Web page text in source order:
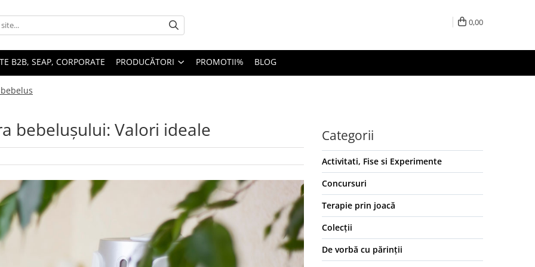
0,00
B2B, SEAP, CORPORATE PRODUCĂTORI PROMOTII% BLOG
bebelușului: Valori ideale Categorii
Activitati, Fise si Experimente
Concursuri
Terapie prin joacă
Colecții
De vorbă cu părinții